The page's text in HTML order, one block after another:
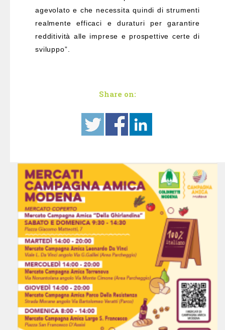
agevolato e che necessita quindi di strumenti
realmente efficaci e duraturi per garantire
redditività alle imprese e prospettive certe di
sviluppo”.
Share on: